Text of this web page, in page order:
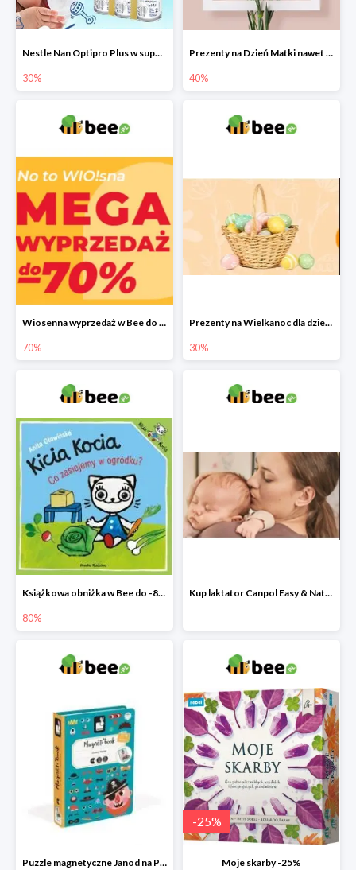
Nestle Nan Optipro Plus w super cenach!
30%
Prezenty na Dzień Matki nawet do -40%
40%
Wiosenna wyprzedaż w Bee do -70%
70%
Prezenty na Wielkanoc dla dzieci 2022 - upominki od Zajączka
30%
Książkowa obniżka w Bee do -80%
80%
Kup laktator Canpol Easy & Natural a nianię elektroniczną otrzymasz GRATIS!
Puzzle magnetyczne Janod na Preznt od zajączka w Bee -25 zł
-25%
Moje skarby -25%